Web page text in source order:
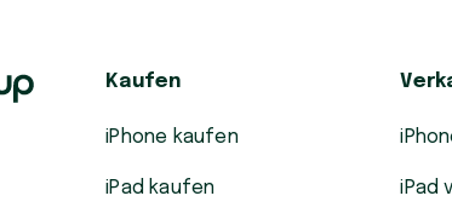
Kaufen
iPhone kaufen
iPad kaufen iPad